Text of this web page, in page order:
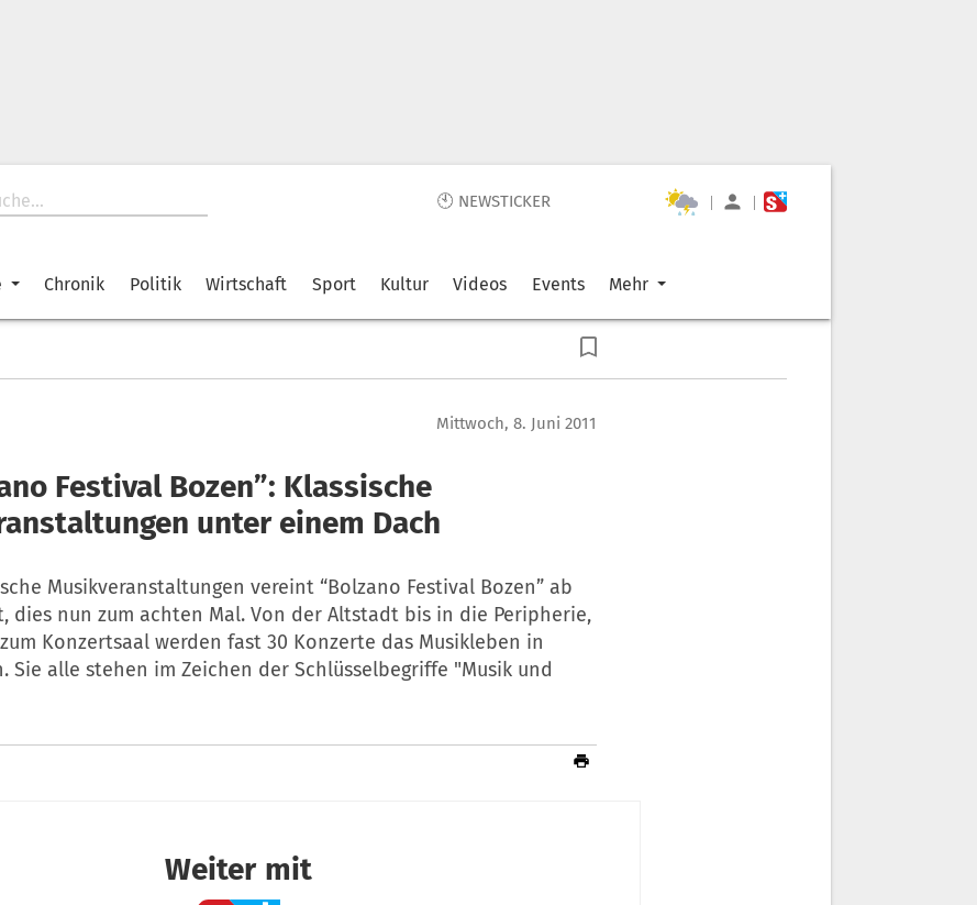
🕙 NEWSTICKER | |
Chronik Politik Wirtschaft Sport Kultur Videos Events Mehr
Mittwoch, 8. Juni 2011
Festival Bozen”: Klassische
unter einem Dach
Musikveranstaltungen vereint “Bolzano Festival Bozen” ab
dies nun zum achten Mal. Von der Altstadt bis in die Peripherie,
Konzertsaal werden fast 30 Konzerte das Musikleben in
Sie alle stehen im Zeichen der Schlüsselbegriffe "Musik und